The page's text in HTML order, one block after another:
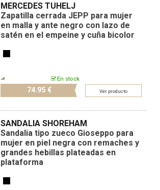
MERCEDES TUHELJ
Zapatilla cerrada JEPP para mujer
en malla y ante negro con lazo de
satén en el empeine y cuña bicolor
En stock
74.95 € Ver producto
SANDALIA SHOREHAM
Sandalia tipo zueco Gioseppo para
mujer en piel negra con remaches y
grandes hebillas plateadas en
plataforma